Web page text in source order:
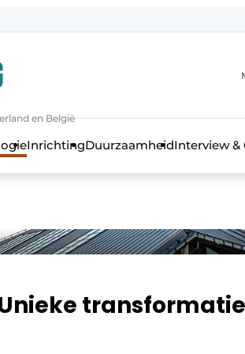
en België
InrichtingDuurzaamheidInterview &